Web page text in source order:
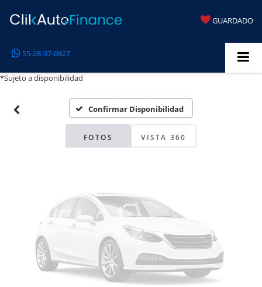
GUARDADO
55-28-97-0827
*Sujeto a disponibilidad
Confirmar Disponibilidad
FOTOS VISTA 360
Disponibles
Por favor, revise luego